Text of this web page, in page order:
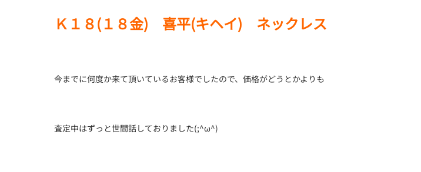
Ｋ１８(１８金) 喜平(キヘイ) ネックレス
今までに何度か来て頂いているお客様でしたので、価格がどうとかよりも
査定中はずっと世間話しておりました(;^ω^)